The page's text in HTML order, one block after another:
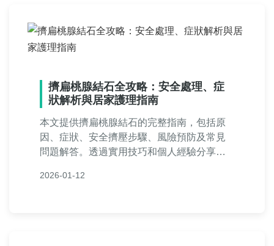
擠扁桃腺結石全攻略：安全處理、症
狀解析與居家護理指南
本文提供擠扁桃腺結石的完整指南，包括原
因、症狀、安全擠壓步驟、風險預防及常見
問題解答。透過實用技巧和個人經驗分享，
導致感染。適合有口腔異物感或口臭困擾的
2026-01-12